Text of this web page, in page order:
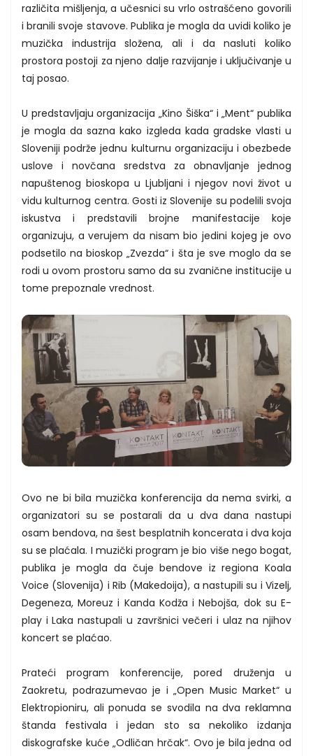
različita mišljenja, a učesnici su vrlo ostrašćeno govorili
i branili svoje stavove. Publika je mogla da uvidi koliko je
muzička industrija složena, ali i da nasluti koliko
prostora postoji za njeno dalje razvijanje i uključivanje u
taj posao.
U predstavljaju organizacija „Kino Šiška“ i „Ment“ publika
je mogla da sazna kako izgleda kada gradske vlasti u
Sloveniji podrže jednu kulturnu organizaciju i obezbede
uslove i novčana sredstva za obnavljanje jednog
napuštenog bioskopa u Ljubljani i njegov novi život u
vidu kulturnog centra. Gosti iz Slovenije su podelili svoja
iskustva i predstavili brojne manifestacije koje
organizuju, a verujem da nisam bio jedini kojeg je ovo
podsetilo na bioskop „Zvezda“ i šta je sve moglo da se
rodi u ovom prostoru samo da su zvanične institucije u
tome prepoznale vrednost.
Ovo ne bi bila muzička konferencija da nema svirki, a
organizatori su se postarali da u dva dana nastupi
osam bendova, na šest besplatnih koncerata i dva koja
su se plaćala. I muzički program je bio više nego bogat,
publika je mogla da čuje bendove iz regiona Koala
Voice (Slovenija) i Rib (Makedoija), a nastupili su i Vizelj,
Degeneza, Moreuz i Kanda Kodža i Nebojša, dok su E-
play i Laka nastupali u završnici večeri i ulaz na njihov
koncert se plaćao.
Prateći program konferencije, pored druženja u
Zaokretu, podrazumevao je i „Open Music Market“ u
Elektropioniru, ali ponuda se svodila na dva reklamna
štanda festivala i jedan sto sa nekoliko izdanja
diskografske kuće „Odličan hrčak“. Ovo je bila jedna od